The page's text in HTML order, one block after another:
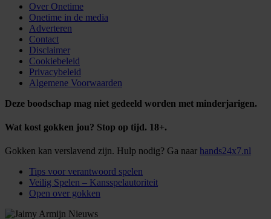
Over Onetime
Onetime in de media
Adverteren
Contact
Disclaimer
Cookiebeleid
Privacybeleid
Algemene Voorwaarden
Deze boodschap mag niet gedeeld worden met minderjarigen.
Wat kost gokken jou? Stop op tijd. 18+.
Gokken kan verslavend zijn. Hulp nodig? Ga naar hands24x7.nl
Tips voor verantwoord spelen
Veilig Spelen – Kansspelautoriteit
Open over gokken